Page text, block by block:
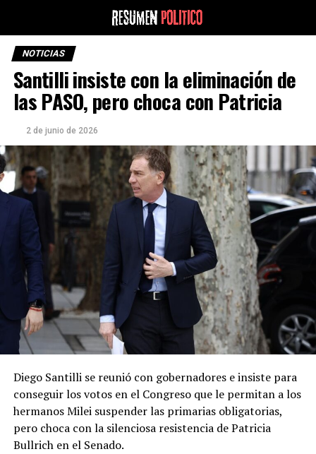
NOTICIAS
Santilli insiste con la eliminación de
las PASO, pero choca con Patricia
2 de junio de 2026
Diego Santilli se reunió con gobernadores e insiste para
conseguir los votos en el Congreso que le permitan a los
hermanos Milei suspender las primarias obligatorias,
pero choca con la silenciosa resistencia de Patricia
Bullrich en el Senado.